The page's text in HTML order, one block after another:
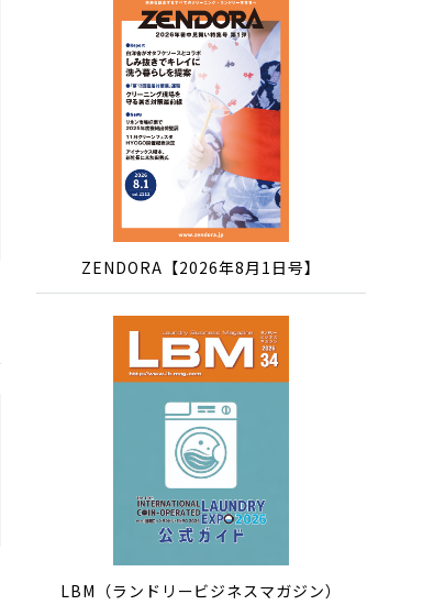
ZENDORA【2026年8月1日号】
LBM（ランドリービジネスマガジン）